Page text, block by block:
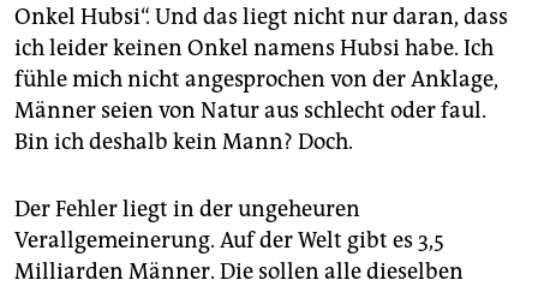
Onkel Hubsi“. Und das liegt nicht nur daran, dass
ich leider keinen Onkel namens Hubsi habe. Ich
fühle mich nicht angesprochen von der Anklage,
Männer seien von Natur aus schlecht oder faul.
Bin ich deshalb kein Mann? Doch.
Der Fehler liegt in der ungeheuren
Verallgemeinerung. Auf der Welt gibt es 3,5
Milliarden Männer. Die sollen alle dieselben